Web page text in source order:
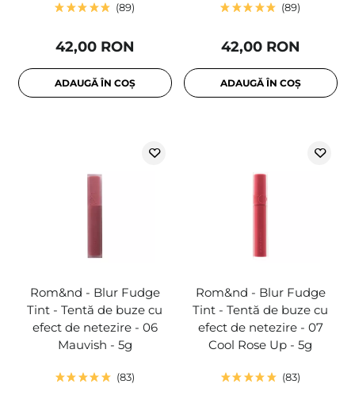
89
42,00 RON
ADAUGĂ ÎN COȘ
89
42,00 RON
ADAUGĂ ÎN COȘ
Rom&nd - Blur Fudge
Tint - Tentă de buze cu
efect de netezire - 06
Mauvish - 5g
83
Rom&nd - Blur Fudge
Tint - Tentă de buze cu
efect de netezire - 07
Cool Rose Up - 5g
83